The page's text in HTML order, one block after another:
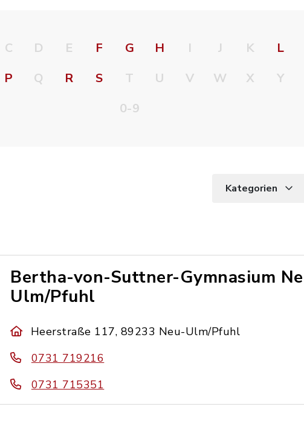
C D E F G H I J K
L
P Q R S T U V W X
Y
0-9
Kategorien
Bertha-von-Suttner-Gymnasium
Ulm/Pfuhl
Heerstraße 117, 89233 Neu-Ulm/Pfuhl
0731 719216
0731 715351